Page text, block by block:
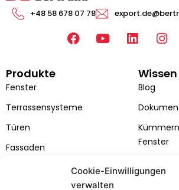
Cookie-Einwilligungen
verwalten
+48 58 678 07 78
F
o
Y
L
e
n
I
t
r
a
m
Produkte
Fenster
Terrassensysteme
Türen
Fassaden
Wissen
Blog
Fenster